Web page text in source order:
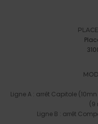
Ligne A : arrêt Capitole
(9
Ligne B : arrêt